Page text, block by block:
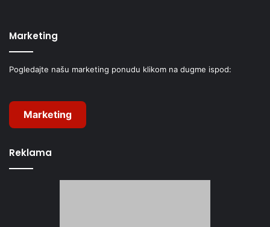
Marketing
Pogledajte našu marketing ponudu klikom na dugme ispod:
Marketing
Reklama